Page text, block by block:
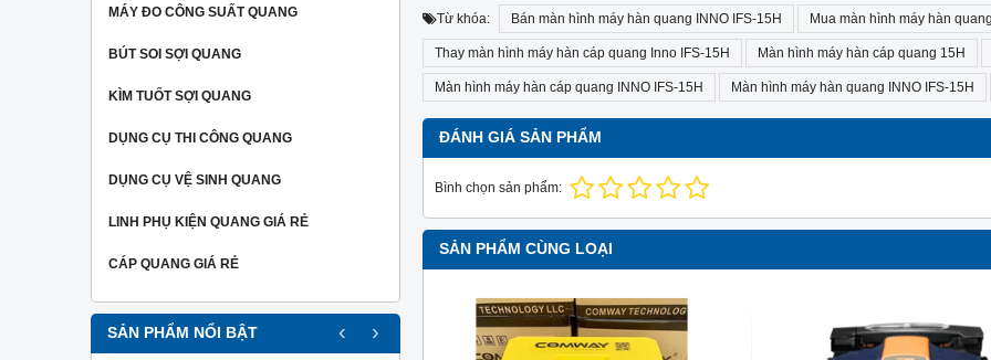
MÁY ĐO CÔNG SUẤT QUANG
BÚT SOI SỢI QUANG
KÌM TUỐT SỢI QUANG
DỤNG CỤ THI CÔNG QUANG
DỤNG CỤ VỆ SINH QUANG
LINH PHỤ KIỆN QUANG GIÁ RẺ
CÁP QUANG GIÁ RẺ
SẢN PHẨM NỔI BẬT ‹ ›
Từ khóa: Bán màn hình máy hàn quang INNO IFS-15H Mua màn hình máy hàn
Thay màn hình máy hàn cáp quang Inno IFS-15H Màn hình máy hàn cáp quang 15H
Màn hình máy hàn cáp quang INNO IFS-15H Màn hình máy hàn quang INNO IFS-15H
ĐÁNH GIÁ SẢN PHẨM
Bình chọn sản phẩm:
SẢN PHẨM CÙNG LOẠI